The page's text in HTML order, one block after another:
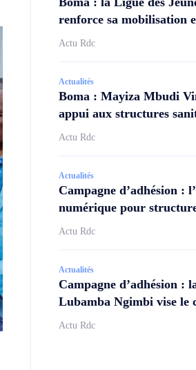
renforce sa mobilisation
Actu Rdc
Actualités
Boma : Mayiza Mbudi
appui aux structures
Actu Rdc
Actualités
Campagne d’adhésion :
numérique pour
Actu Rdc
Actualités
Campagne d’adhésion :
Lubamba Ngimbi vise le
Actu Rdc